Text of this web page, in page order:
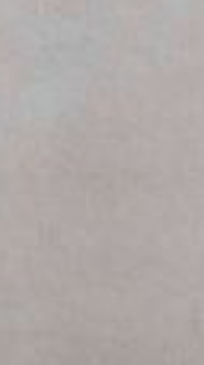
fortfarande har en
att våra ID.-modeller
testet fick ID.3 flera
för laddningsstopp.
särskilt vid kalla
Axlar, fjädring och
vid 250 000 körda